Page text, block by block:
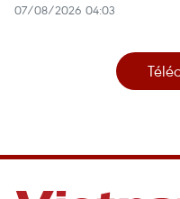
07/08/2026 04:03